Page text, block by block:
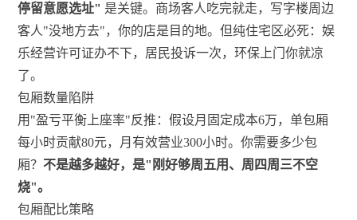
停留意愿选址" 是关键。商场客人吃完就走，写字楼周边
客人"没地方去"，你的店是目的地。但纯住宅区必死：娱
乐经营许可证办不下，居民投诉一次，环保上门你就凉
了。
包厢数量陷阱
用"盈亏平衡上座率"反推：假设月固定成本6万，单包厢
每小时贡献80元，月有效营业300小时。你需要多少包
厢？不是越多越好，是"刚好够周五用、周四周三不空
烧"。
包厢配比策略